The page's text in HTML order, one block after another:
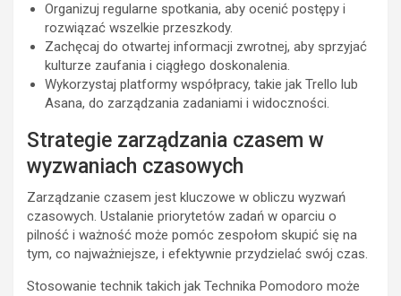
Organizuj regularne spotkania, aby ocenić postępy i
rozwiązać wszelkie przeszkody.
Zachęcaj do otwartej informacji zwrotnej, aby sprzyjać
kulturze zaufania i ciągłego doskonalenia.
Wykorzystaj platformy współpracy, takie jak Trello lub
Asana, do zarządzania zadaniami i widoczności.
Strategie zarządzania czasem w
wyzwaniach czasowych
Zarządzanie czasem jest kluczowe w obliczu wyzwań
czasowych. Ustalanie priorytetów zadań w oparciu o
pilność i ważność może pomóc zespołom skupić się na
tym, co najważniejsze, i efektywnie przydzielać swój czas.
Stosowanie technik takich jak Technika Pomodoro może